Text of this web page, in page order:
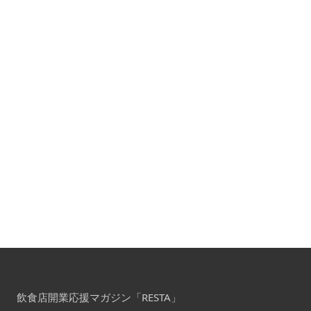
飲食店開業応援マガジン「RESTA」